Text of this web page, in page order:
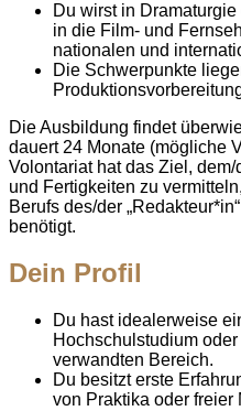
Du wirst in
in die Film- und
nationalen und
Die Schwerpunkte
Die Ausbildung findet
dauert 24 Monate (mögliche
Volontariat hat das Ziel,
und Fertigkeiten zu
Berufs des/der
benötigt.
Dein Profil
Du hast idealerweise
Hochschulstudium
verwandten Bereich.
Du besitzt erste
von Praktika oder freier